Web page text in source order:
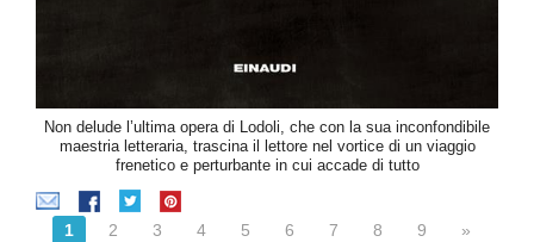
Non delude l’ultima opera di Lodoli, che con la sua inconfondibile
maestria letteraria, trascina il lettore nel vortice di un viaggio
frenetico e perturbante in cui accade di tutto
1 2 3 4 5 6 7 8 9 »